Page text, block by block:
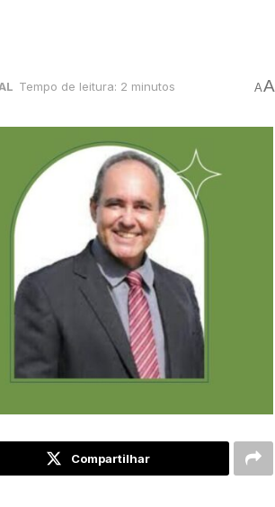
Tempo de leitura: 2 minutos AA
Compartilhar